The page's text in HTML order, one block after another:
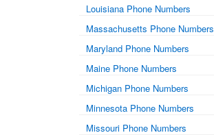
Louisiana Phone Numbers
Massachusetts Phone Numbers
Maryland Phone Numbers
Maine Phone Numbers
Michigan Phone Numbers
Minnesota Phone Numbers
Missouri Phone Numbers